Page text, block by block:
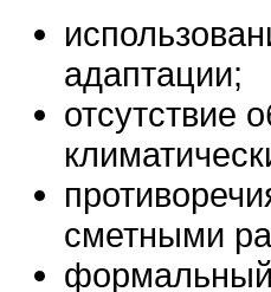
адаптации;
отсутствие
сметными